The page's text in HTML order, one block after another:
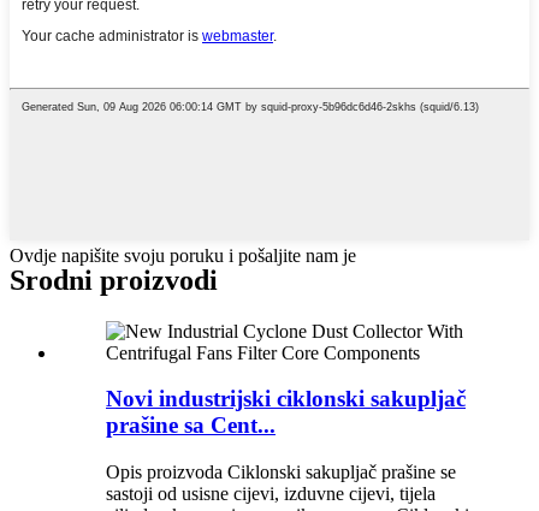
Ovdje napišite svoju poruku i pošaljite nam je
Srodni proizvodi
Novi industrijski ciklonski sakupljač
prašine sa Cent...
Opis proizvoda Ciklonski sakupljač prašine se
sastoji od usisne cijevi, izduvne cijevi, tijela